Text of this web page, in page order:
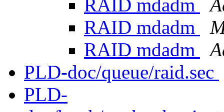
RAID mdadm
RAID mdadm
RAID mdadm
PLD-doc/queue/raid.sec
PLD-